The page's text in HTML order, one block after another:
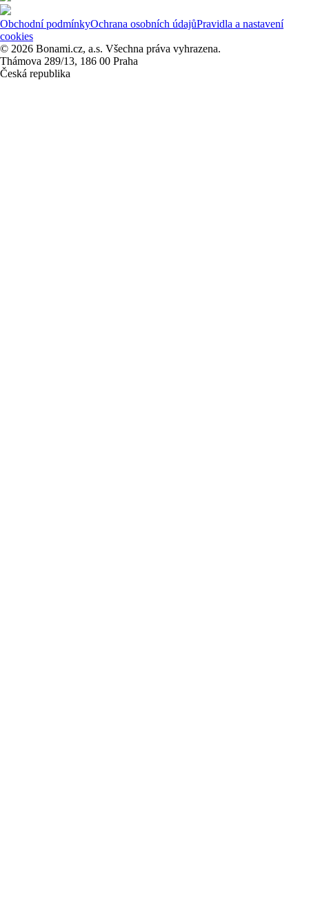
Obchodní podmínkyOchrana osobních údajůPravidla a nastavení
cookies
© 2026 Bonami.cz, a.s. Všechna práva vyhrazena.
Thámova 289/13, 186 00 Praha
Česká republika